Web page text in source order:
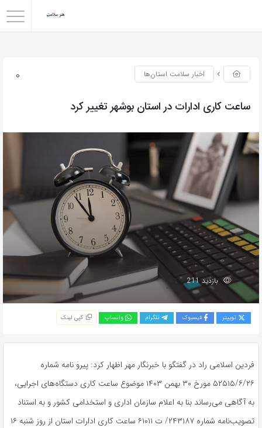
0 اخبار سلامت استان‌ها
ساعت کاری ادارات در استان بوشهر تغییر کرد
بازدید 211
توییتر فیسبوک تلگرام واتساپ کپی لینک
فردین اسلامی راد در گفتگو با خبرنگار مهر اظهار کرد: پیرو نامه شماره
۵۲۵۱۵/۶/۲۶ مورخ ۳۰ بهمن ۱۴۰۳ موضوع ساعت کاری دستگاه‌های اجرایی،
به آگاهی می‌رساند بنا به اعلام سازمان اداری و استخدامی کشور و به استناد
تصویب‌نامه شماره ۲۴۳۱۸۷/
ت
۶۱۰۱۱ ساعت کاری ادارات استان از روز شنبه ۱۶